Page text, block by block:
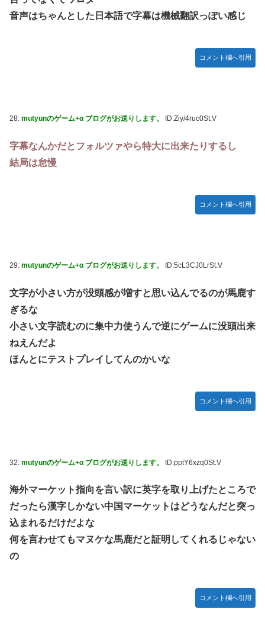
音声はちゃんとした日本語で字幕は機械翻訳っぽい感じ
コメント欄へ引用
28: mutyunのゲーム+α ブログがお送りします。 ID:Ziy/4ruc0St.V
字幕なんかだとフォルツァやら特大に出来たりするし
結局は怠慢
コメント欄へ引用
29: mutyunのゲーム+α ブログがお送りします。 ID:5cL3CJ0LrSt.V
文字が小さい方が没頭感が増すと思い込んでるのが馬鹿す
ぎるな
小さい文字読むのに集中力使うんで逆にゲームに没頭出来
ねえんだよ
ほんとにテストプレイしてんのかいな
コメント欄へ引用
32: mutyunのゲーム+α ブログがお送りします。 ID:pptY6xzq0St.V
海外マーケット指向を言い訳に英字を取り上げたところで
だったら漢字しかない中国マーケットはどうなんだと突っ
込まれるだけだよな
何を言わせてもマヌケな馬鹿だと証明してくれるじゃない
の
コメント欄へ引用